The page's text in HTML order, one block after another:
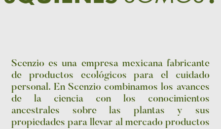
Scenzio es una empresa mexicana fabricante
de productos ecológicos para el cuidado
personal. En Scenzio combinamos los avances
de la ciencia con los conocimientos
ancestrales sobre las plantas y sus
propiedades para llevar al mercado productos